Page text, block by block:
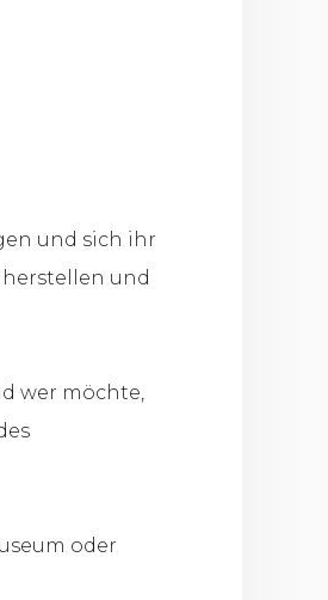
und sich ihr
und
wer möchte,
oder